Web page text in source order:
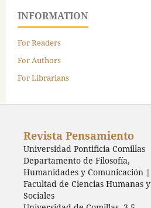
INFORMATION
For Readers
For Authors
For Librarians
Revista Pensamiento
Universidad Pontificia Comillas
Departamento de Filosofía,
Humanidades y Comunicación |
Facultad de Ciencias Humanas y
Sociales